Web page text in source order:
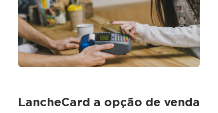
LancheCard a opção de venda